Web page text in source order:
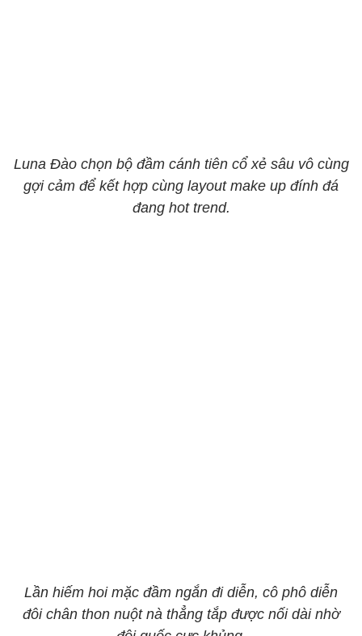
Luna Đào chọn bộ đầm cánh tiên cổ xẻ sâu vô cùng
gợi cảm để kết hợp cùng layout make up đính đá
đang hot trend.
Lần hiếm hoi mặc đầm ngắn đi diễn, cô phô diễn
đôi chân thon nuột nà thẳng tắp được nối dài nhờ